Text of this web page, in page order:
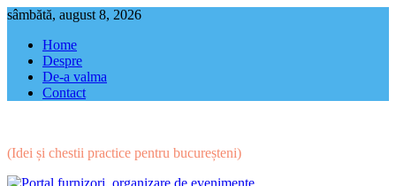
Skip
content
sâmbătă, august 8, 2026
Home
Despre
De-a valma
Contact
(Idei și chestii practice pentru bucureșteni)